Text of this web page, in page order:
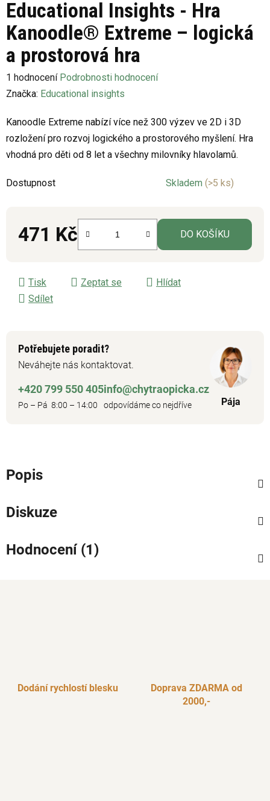
Educational Insights - Hra
Kanoodle® Extreme – logická
a prostorová hra
Průměrné
hodnocení
je
5,0
z
hvězdiček.
1 hodnocení Podrobnosti hodnocení
Značka: Educational insights
Kanoodle Extreme nabízí více než 300 výzev ve 2D i 3D
rozložení pro rozvoj logického a prostorového myšlení. Hra
vhodná pro děti od 8 let a všechny milovníky hlavolamů.
Dostupnost Skladem (>5 ks)
471 Kč DO KOŠÍKU
Tisk Zeptat se
Hlídat
Sdílet
Potřebujete poradit?
Neváhejte nás kontaktovat.
+420 799 550 405
Po – Pá 8:00 – 14:00
info@chytraopicka.cz
odpovídáme co nejdříve Pája
Popis
Diskuze
Hodnocení (1)
Dodání rychlostí blesku
Doprava ZDARMA od
2000,-